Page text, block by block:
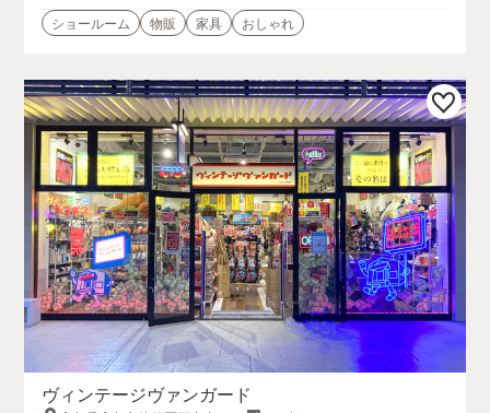
ショールーム
物販 家具 おしゃれ
ヴィンテージヴァンガード